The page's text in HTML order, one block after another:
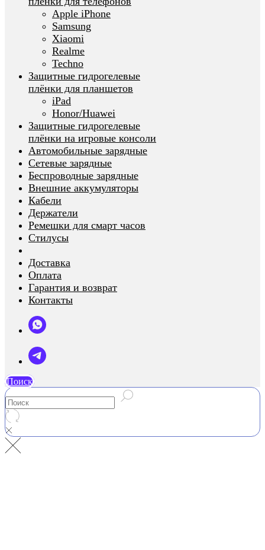
Apple iPhone
Samsung
Xiaomi
Realme
Techno
Защитные гидрогелевые
плёнки для планшетов
iPad
Honor/Huawei
Защитные гидрогелевые
плёнки на игровые консоли
Автомобильные зарядные
Сетевые зарядные
Беспроводные зарядные
Внешние аккумуляторы
Кабели
Держатели
Ремешки для смарт часов
Стилусы
Доставка
Оплата
Гарантия и возврат
Контакты
Поиск